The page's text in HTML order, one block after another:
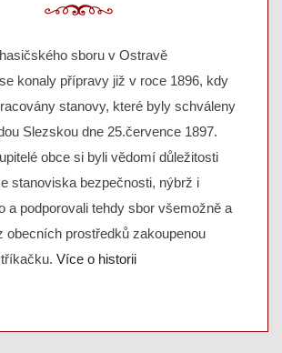
sboru v Ostravě
konaly přípravy již v roce 1896, kdy
stanovy, které byly schváleny
Slezskou dne 25.července 1897.
obce si byli vědomí důležitosti
stanoviska bezpečnosti, nýbrž i
a podporovali tehdy sbor všemožně a
obecních prostředků zakoupenou
Více o historii